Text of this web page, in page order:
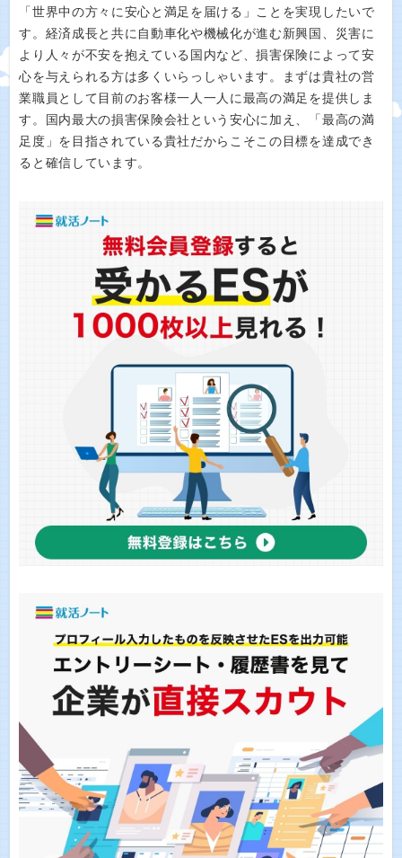
「世界中の方々に安心と満足を届ける」ことを実現したいで
す。経済成長と共に自動車化や機械化が進む新興国、災害に
より人々が不安を抱えている国内など、損害保険によって安
心を与えられる方は多くいらっしゃいます。まずは貴社の営
業職員として目前のお客様一人一人に最高の満足を提供しま
す。国内最大の損害保険会社という安心に加え、「最高の満
足度」を目指されている貴社だからこそこの目標を達成でき
ると確信しています。